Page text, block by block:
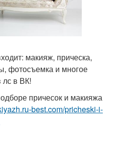
макияж, прическа,
фотосъемка и многое
лс в ВК!
причесок и макияжа
best.com/pricheski-i-